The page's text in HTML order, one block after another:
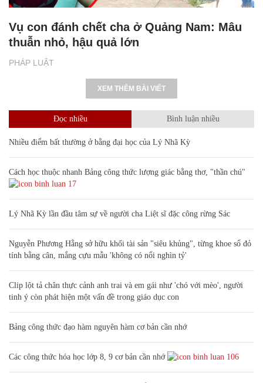
PHÁP LUẬT
Vụ con đánh chết cha ở Quảng Nam: Mâu
thuẫn nhỏ, hậu quả lớn
XEM THÊM BÀI VIẾT
Đọc nhiều Bình luận nhiều
Nhiều điểm bất thường ở bằng đại học của Lý Nhã Kỳ
Cách học thuộc nhanh Bảng công thức lượng giác bằng thơ, "thần chú"
17
Lý Nhã Kỳ lần đầu tâm sự về người cha Liệt sĩ đặc công rừng Sác
Nguyễn Phương Hằng sở hữu khối tài sản "siêu khủng", từng khoe sổ đỏ
tính bằng cân, mắng cựu mẫu 'không có nổi nghìn tỷ'
Clip lột tả chân thực cảnh anh trai và em gái như 'chó với mèo', người
tinh ý còn phát hiện một vấn đề trong giáo dục con
Bảng công thức đạo hàm nguyên hàm cơ bản cần nhớ
Các công thức hóa học lớp 8, 9 cơ bản cần nhớ 106